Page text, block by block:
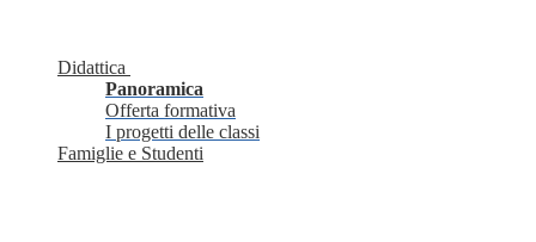
Didattica
Panoramica
Offerta formativa
I progetti delle classi
Famiglie e Studenti